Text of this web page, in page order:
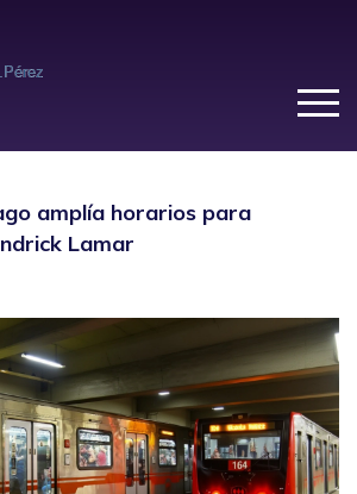
amplía horarios para
Lamar